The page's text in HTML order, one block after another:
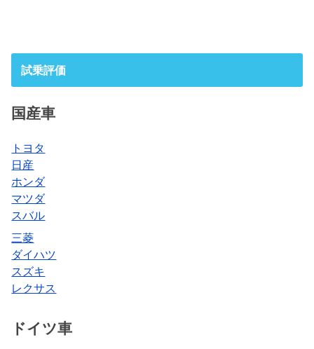
試乗評価
国産車
トヨタ
日産
ホンダ
マツダ
スバル
三菱
ダイハツ
スズキ
レクサス
ドイツ車